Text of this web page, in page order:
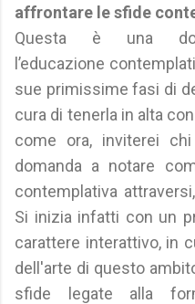
affrontare le sfide
Questa è una
l’educazione
sue primissime fasi di
cura di tenerla in alta
come ora, inviterei
domanda a notare
contemplativa
Si inizia infatti con un
carattere interattivo, in
dell'arte di questo
sfide legate alla